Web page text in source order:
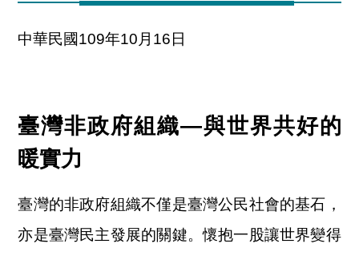
中華民國109年10月16日
臺灣非政府組織—與世界共好的
暖實力
臺灣的非政府組織不僅是臺灣公民社會的基石，
亦是臺灣民主發展的關鍵。懷抱一股讓世界變得